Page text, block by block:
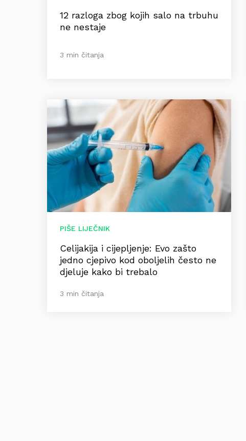
12 razloga zbog kojih salo na trbuhu
ne nestaje
3 min čitanja
PIŠE LIJEČNIK
Celijakija i cijepljenje: Evo zašto
jedno cjepivo kod oboljelih često ne
djeluje kako bi trebalo
3 min čitanja